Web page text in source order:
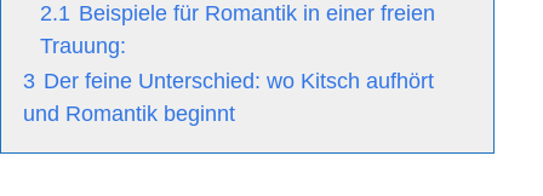
2.1 Beispiele für Romantik in einer freien
Trauung:
3 Der feine Unterschied: wo Kitsch aufhört
und Romantik beginnt